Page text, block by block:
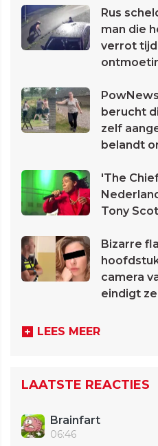
Rus
man die
verrot
berucht
zelf
belandt
'The
Tony
Bizarre
camera
eindigt
LEES MEER
LAATSTE REACTIES
Brainfart
06:46